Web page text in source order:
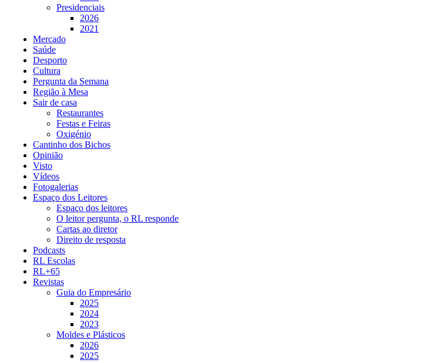
Presidenciais
2026
2021
Mercado
Saúde
Desporto
Cultura
Pergunta da Semana
Região à Mesa
Sair de casa
Restaurantes
Festas e Feiras
Oxigénio
Cantinho dos Bichos
Opinião
Visto
Vídeos
Fotogalerias
Espaço dos Leitores
Espaço dos leitores
O leitor pergunta, o RL responde
Cartas ao diretor
Direito de resposta
Podcasts
RL Escolas
RL+65
Revistas
Guia do Empresário
2025
2024
2023
Moldes e Plásticos
2026
2025